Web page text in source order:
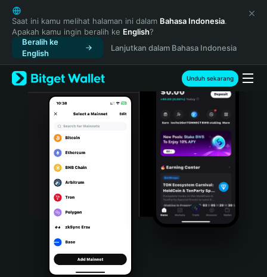
English
日本語
Tiếng Việt
Русский
Español (Latinoamérica)
Türkçe
Italiano
Português (Portugal)
Bahasa Indonesia
Português (Brasil)
Español (Argentina)
Saat ini kamu melihat halaman ini dalam Bahasa Indonesia.
Apakah kamu ingin beralih ke English?
Beralih ke
English
Lanjutkan dalam Bahasa Indonesia
Unduh sekarang